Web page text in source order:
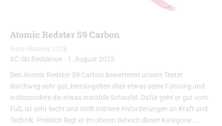
Atomic Redster S9 Carbon
Race Skating 2026
XC-Ski Redaktion - 1. August 2025
Den Atomic Redster S9 Carbon bewerteten unsere Tester
durchweg sehr gut, bemängelten aber etwas seine Führung und
insbesondere die etwas instabile Schaufel. Dafür geht er gut vom
Fuß, ist sehr leicht und stellt mittlere Anforderungen an Kraft und
Technik. Preislich liegt er im oberen Bereich dieser Kategorie. …